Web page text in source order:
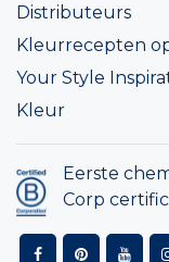
Distributeurs
Kleurrecepten
Your Style
Kleur
Eerste
Corp